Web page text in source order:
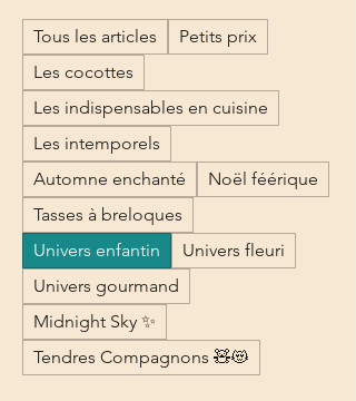
Tous les articles
Petits prix
Les cocottes
Les indispensables en cuisine
Les intemporels
Automne enchanté
Noël féérique
Tasses à breloques
Univers enfantin
Univers fleuri
Univers gourmand
Midnight Sky ✨
Tendres Compagnons 🧸😻